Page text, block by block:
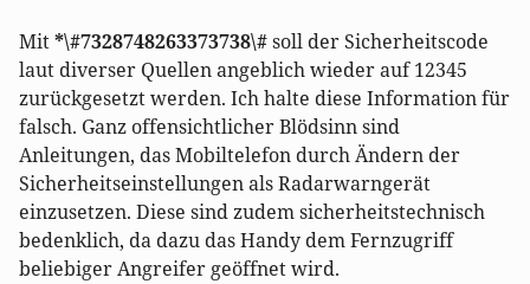
Mit*\#7328748263373738\#soll der Sicherheitscode
laut diverser Quellen angeblich wieder auf 12345
zurückgesetzt werden. Ich halte diese Information für
falsch. Ganz offensichtlicher Blödsinn sind
Anleitungen, das Mobiltelefon durch Ändern der
Sicherheitseinstellungen als Radarwarngerät
einzusetzen. Diese sind zudem sicherheitstechnisch
bedenklich, da dazu das Handy dem Fernzugriff
beliebiger Angreifer geöffnet wird.